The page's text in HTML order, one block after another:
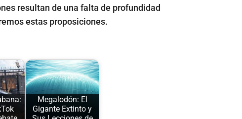
resultan de una falta de profundidad
estas proposiciones.
Megalodón: El
Gigante Extinto y